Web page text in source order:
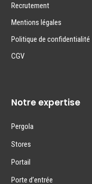
Recrutement
Mentions légales
Politique de confidentialité
CGV
Notre expertise
Pergola
Stores
Portail
Porte d’entrée